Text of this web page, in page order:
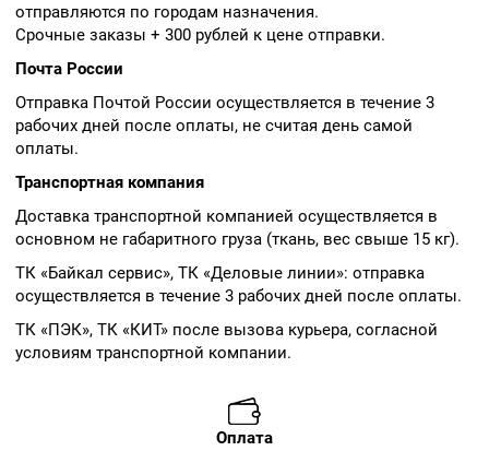
отправляются по городам назначения.
Срочные заказы + 300 рублей к цене отправки.
Почта России
Отправка Почтой России осуществляется в течение 3
рабочих дней после оплаты, не считая день самой
оплаты.
Транспортная компания
Доставка транспортной компанией осуществляется в
основном не габаритного груза (ткань, вес свыше 15 кг).
ТК «Байкал сервис», ТК «Деловые линии»: отправка
осуществляется в течение 3 рабочих дней после оплаты.
ТК «ПЭК», ТК «КИТ» после вызова курьера, согласной
условиям транспортной компании.
Оплата